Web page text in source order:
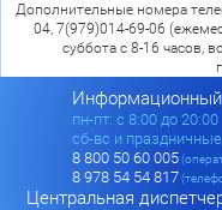
Дополнительные номера
04, 7(979)014-69-06
суббота с 8-16 часов,
пн-пт: c 8:00 до 20:00
сб-вс и
8 800 50 60 005
8 978 54 54 817
Центральная